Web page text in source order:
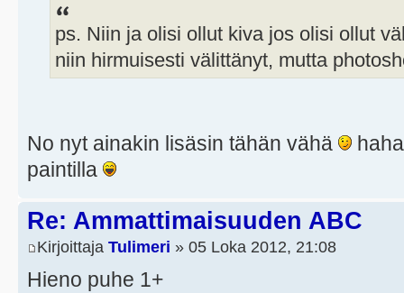
ps. Niin ja olisi ollut kiva jos olisi ollut
niin hirmuisesti välittänyt, mutta
No nyt ainakin lisäsin tähän vähä
paintilla
Re: Ammattimaisuuden ABC
Kirjoittaja Tulimeri » 05 Loka 2012, 21:08
Hieno puhe 1+